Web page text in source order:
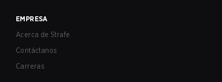
EMPRESA
Acerca de Strafe
Contáctanos
Carreras